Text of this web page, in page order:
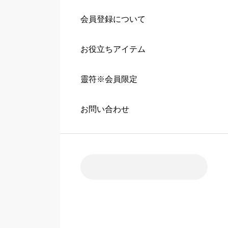
会員登録について
お役立ちアイテム
靈符※会員限定
お問い合わせ